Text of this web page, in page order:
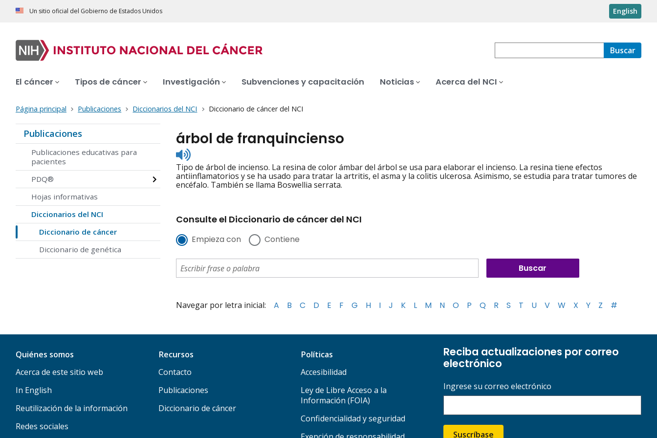
Un sitio oficial del Gobierno de Estados Unidos English
Buscar
El cáncer Tipos de cáncer Investigación Subvenciones y capacitación Noticias Acerca del NCI
Página principal Publicaciones Diccionarios del NCI Diccionario de cáncer del NCI
Publicaciones
Publicaciones educativas para
pacientes
PDQ®
Hojas informativas
Diccionarios del NCI
Diccionario de cáncer
Diccionario de genética
árbol de franquincienso
Listen
to
pronunciation
Tipo de árbol de incienso. La resina de color ámbar del árbol se usa para elaborar el incienso. La resina tiene efectos
antiinflamatorios y se ha usado para tratar la artritis, el asma y la colitis ulcerosa. Asimismo, se estudia para tratar tumores de
encéfalo. También se llama Boswellia serrata.
Consulte el Diccionario de cáncer del NCI
Empieza con Contiene
Navegar por letra inicial: A B C D E F G H I J K L M N O P Q R S T U V W X Y Z #
Quiénes somos
Acerca de este sitio web
In English
Reutilización de la información
Redes sociales
Recursos
Contacto
Publicaciones
Diccionario de cáncer
Políticas
Accesibilidad
Ley de Libre Acceso a la
Información (FOIA)
Confidencialidad y seguridad
Reciba actualizaciones por correo
electrónico
Ingrese su correo electrónico
Suscríbase